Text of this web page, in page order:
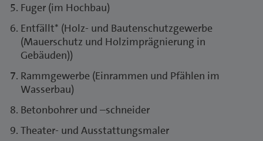
Fuger (im Hochbau)
Entfällt* (Holz- und Bautenschutzgewerbe
(Mauerschutz und Holzimprägnierung in
Gebäuden))
Rammgewerbe (Einrammen und Pfählen im
Wasserbau)
Betonbohrer und –schneider
Theater- und Ausstattungsmaler